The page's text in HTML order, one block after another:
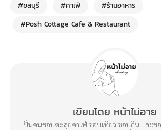
#ชลบุรี #คาเฟ่
#ร้านอาหาร
#Posh Cottage Cafe & Restaurant
เขียนโดย หน้าไม่อาย
เป็นคนชอบตะลุยคาเฟ่ ชอบเที่ยว ชอบกิน และช